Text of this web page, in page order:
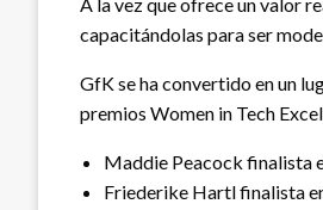
capacitándolas para ser
GfK se ha convertido en un
premios Women in Tech
Maddie Peacock finalista
Friederike Hartl finalista